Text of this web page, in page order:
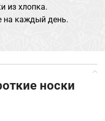
из хлопка.
на каждый день.
носки